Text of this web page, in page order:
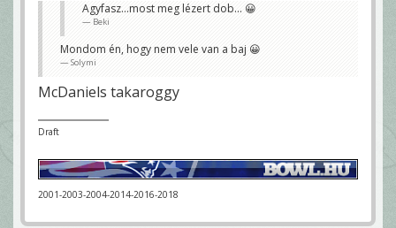
Agyfasz...most meg lézert dob... 😀
Beki
Mondom én, hogy nem vele van a baj 😀
Solymi
McDaniels takaroggy
Draft
2001-2003-2004-2014-2016-2018